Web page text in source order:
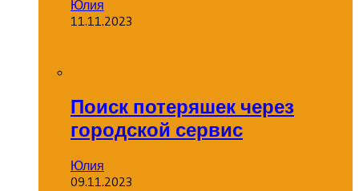
Юлия
11.11.2023
Поиск потеряшек через
городской сервис
Юлия
09.11.2023